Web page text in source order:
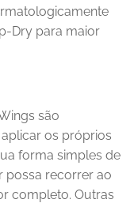
Dry para maior
são
os próprios
forma simples de
possa recorrer ao
completo. Outras